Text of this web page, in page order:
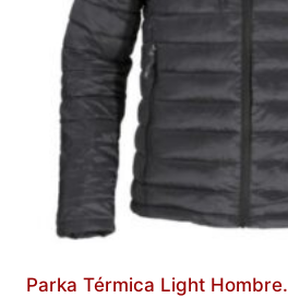
Parka Térmica Light Hombre.